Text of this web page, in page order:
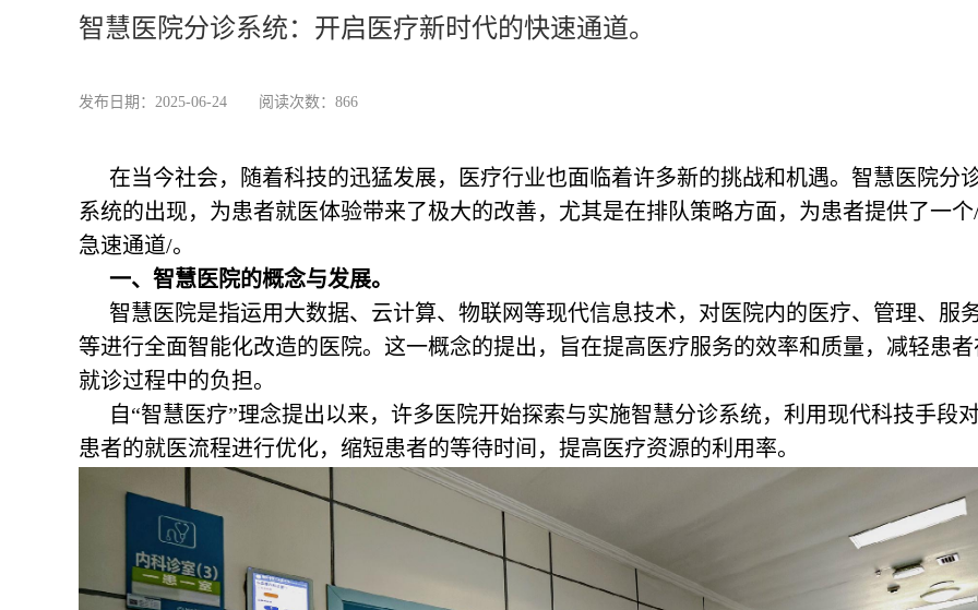
智慧医院分诊系统：开启医疗新时代的快速通道。
发布日期：2025-06-24 阅读次数：866
在当今社会，随着科技的迅猛发展，医疗行业也面临着许多新的挑战和机遇。智慧医院分
系统的出现，为患者就医体验带来了极大的改善，尤其是在排队策略方面，为患者提供了一个
急速通道/。
一、智慧医院的概念与发展。
智慧医院是指运用大数据、云计算、物联网等现代信息技术，对医院内的医疗、管理、服
等进行全面智能化改造的医院。这一概念的提出，旨在提高医疗服务的效率和质量，减轻患者
就诊过程中的负担。
自“智慧医疗”理念提出以来，许多医院开始探索与实施智慧分诊系统，利用现代科技手段
患者的就医流程进行优化，缩短患者的等待时间，提高医疗资源的利用率。